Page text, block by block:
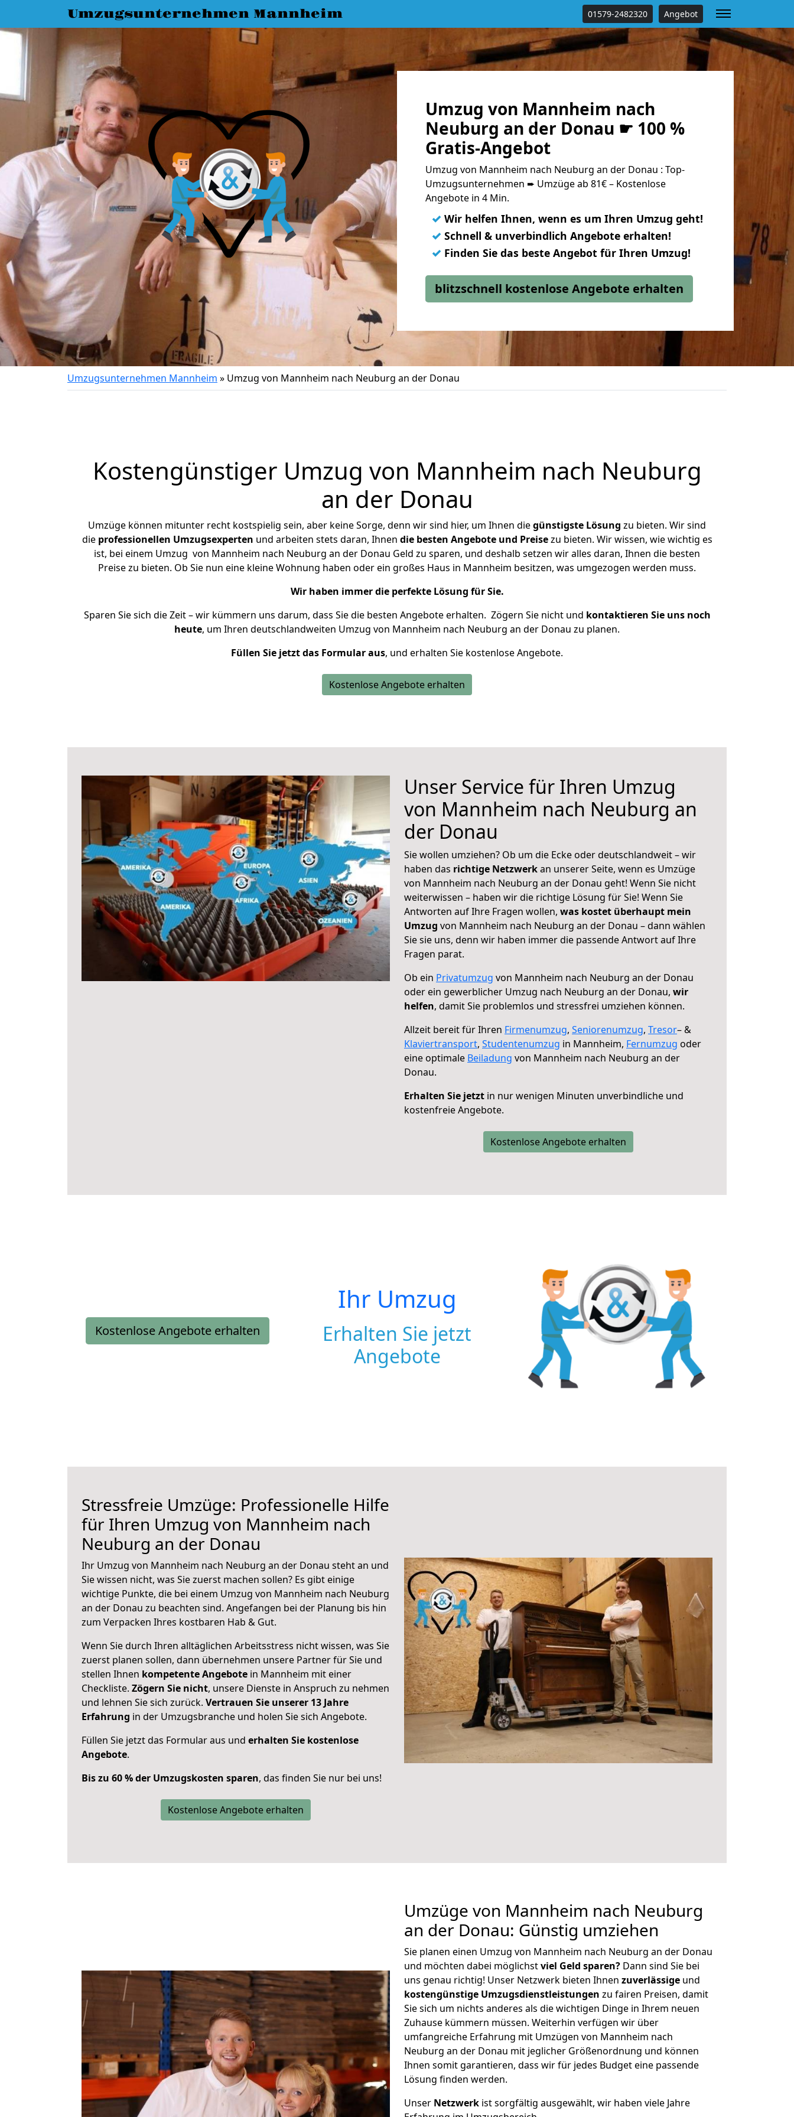
Umzugsunternehmen Mannheim 01579-2482320 Angebot
Umzug von Mannheim nach
Neuburg an der Donau ☛ 100 %
Gratis-Angebot
Umzug von Mannheim nach Neuburg an der Donau : Top-
Umzugsunternehmen ➨ Umzüge ab 81€ – Kostenlose
Angebote in 4 Min.
✓ Wir helfen Ihnen, wenn es um Ihren Umzug geht!
✓ Schnell & unverbindlich Angebote erhalten!
✓ Finden Sie das beste Angebot für Ihren Umzug!
blitzschnell kostenlose Angebote erhalten
Umzugsunternehmen Mannheim » Umzug von Mannheim nach Neuburg an der Donau
Kostengünstiger Umzug von Mannheim nach Neuburg
an der Donau
Umzüge können mitunter recht kostspielig sein, aber keine Sorge, denn wir sind hier, um Ihnen diegünstigste Lösung zu bieten. Wir sind
die professionellen Umzugsexperten und arbeiten stets daran, Ihnen die besten Angebote und Preisezu bieten. Wir wissen, wie wichtig es
ist, bei einem Umzug von Mannheim nach Neuburg an der Donau Geld zu sparen, und deshalb setzen wir alles daran, Ihnen die besten
Preise zu bieten. Ob Sie nun eine kleine Wohnung haben oder ein großes Haus in Mannheim besitzen, was umgezogen werden muss.
Wir haben immer die perfekte Lösung für Sie.
Sparen Sie sich die Zeit – wir kümmern uns darum, dass Sie die besten Angebote erhalten. Zögern Sie nicht und kontaktieren Sie uns noch
heute, um Ihren deutschlandweiten Umzug von Mannheim nach Neuburg an der Donau zu planen.
Füllen Sie jetzt das Formular aus, und erhalten Sie kostenlose Angebote.
Kostenlose Angebote erhalten
Unser Service für Ihren Umzug
von Mannheim nach Neuburg an
der Donau
Sie wollen umziehen? Ob um die Ecke oder deutschlandweit – wir
haben das richtige Netzwerkan unserer Seite, wenn es Umzüge
von Mannheim nach Neuburg an der Donau geht! Wenn Sie nicht
weiterwissen – haben wir die richtige Lösung für Sie! Wenn Sie
Antworten auf Ihre Fragen wollen, was kostet überhaupt mein
Umzug von Mannheim nach Neuburg an der Donau – dann wählen
Sie sie uns, denn wir haben immer die passende Antwort auf Ihre
Fragen parat.
Ob ein Privatumzug von Mannheim nach Neuburg an der Donau
oder ein gewerblicher Umzug nach Neuburg an der Donau, wir
helfen, damit Sie problemlos und stressfrei umziehen können.
Allzeit bereit für Ihren Firmenumzug, Seniorenumzug, Tresor– &
Klaviertransport, Studentenumzug in Mannheim, Fernumzug oder
eine optimale Beiladung von Mannheim nach Neuburg an der
Donau.
Erhalten Sie jetzt in nur wenigen Minuten unverbindliche und
kostenfreie Angebote.
Kostenlose Angebote erhalten
Kostenlose Angebote erhalten
Ihr Umzug
Erhalten Sie jetzt
Angebote
Stressfreie Umzüge: Professionelle Hilfe
für Ihren Umzug von Mannheim nach
Neuburg an der Donau
Ihr Umzug von Mannheim nach Neuburg an der Donau steht an und
Sie wissen nicht, was Sie zuerst machen sollen? Es gibt einige
wichtige Punkte, die bei einem Umzug von Mannheim nach Neuburg
an der Donau zu beachten sind. Angefangen bei der Planung bis hin
zum Verpacken Ihres kostbaren Hab & Gut.
Wenn Sie durch Ihren alltäglichen Arbeitsstress nicht wissen, was Sie
zuerst planen sollen, dann übernehmen unsere Partner für Sie und
stellen Ihnen kompetente Angebote in Mannheim mit einer
Checkliste. Zögern Sie nicht, unsere Dienste in Anspruch zu nehmen
und lehnen Sie sich zurück. Vertrauen Sie unserer 13 Jahre
Erfahrung in der Umzugsbranche und holen Sie sich Angebote.
Füllen Sie jetzt das Formular aus und erhalten Sie kostenlose
Angebote.
Bis zu 60 % der Umzugskosten sparen, das finden Sie nur bei uns!
Kostenlose Angebote erhalten
Umzüge von Mannheim nach Neuburg
an der Donau: Günstig umziehen
Sie planen einen Umzug von Mannheim nach Neuburg an der Donau
und möchten dabei möglichstviel Geld sparen? Dann sind Sie bei
uns genau richtig! Unser Netzwerk bieten Ihnen zuverlässige und
kostengünstige Umzugsdienstleistungen zu fairen Preisen, damit
Sie sich um nichts anderes als die wichtigen Dinge in Ihrem neuen
Zuhause kümmern müssen. Weiterhin verfügen wir über
umfangreiche Erfahrung mit Umzügen von Mannheim nach
Neuburg an der Donau mit jeglicher Größenordnung und können
Ihnen somit garantieren, dass wir für jedes Budget eine passende
Lösung finden werden.
Unser Netzwerk ist sorgfältig ausgewählt, wir haben viele Jahre